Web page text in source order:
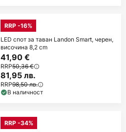
RRP -16%
LED спот за таван Landon Smart, черен,
височина 8,2 cm
41,90 €
RRP50,36 €
81,95 лв.
RRP98,50 лв.
В наличност
RRP -34%